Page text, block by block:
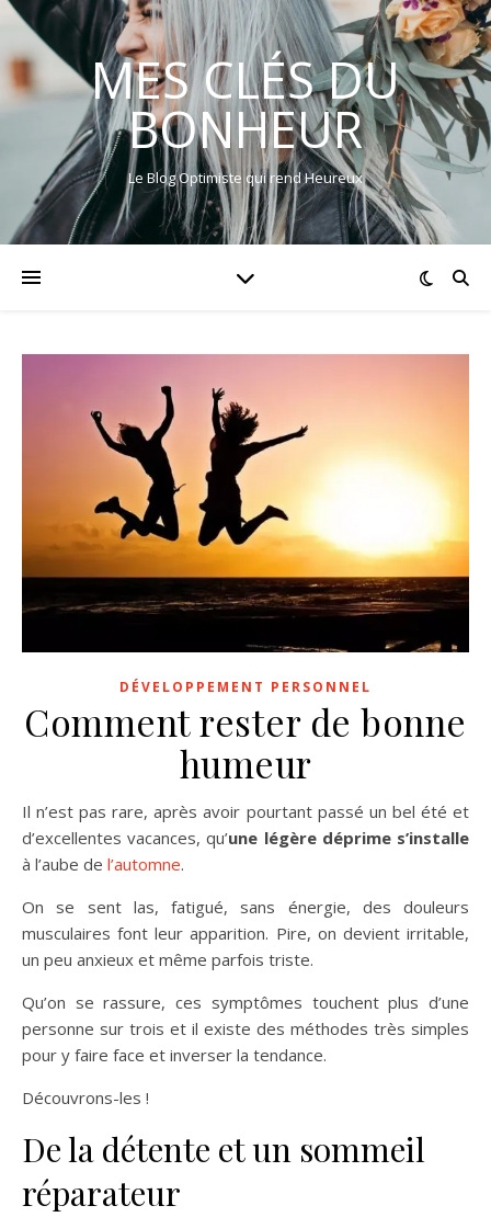
MES CLÉS DU
BONHEUR
Le Blog Optimiste qui rend Heureux
DÉVELOPPEMENT PERSONNEL
Comment rester de bonne
humeur
Il n’est pas rare, après avoir pourtant passé un bel été et
d’excellentes vacances, qu’une légère déprime s’installe
à l’aube de l’automne.
On se sent las, fatigué, sans énergie, des douleurs
musculaires font leur apparition. Pire, on devient irritable,
un peu anxieux et même parfois triste.
Qu’on se rassure, ces symptômes touchent plus d’une
personne sur trois et il existe des méthodes très simples
pour y faire face et inverser la tendance.
Découvrons-les !
De la détente et un sommeil
réparateur